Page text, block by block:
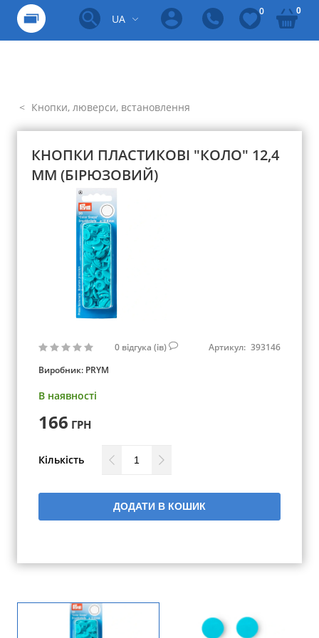
UA
0 0
Кнопки, люверси, встановлення
КНОПКИ ПЛАСТИКОВІ "КОЛО" 12,4
ММ (БІРЮЗОВИЙ)
0 відгука (ів) Артикул: 393146
Виробник: PRYM
В наявності
166 ГРН
Кількість
ДОДАТИ В КОШИК